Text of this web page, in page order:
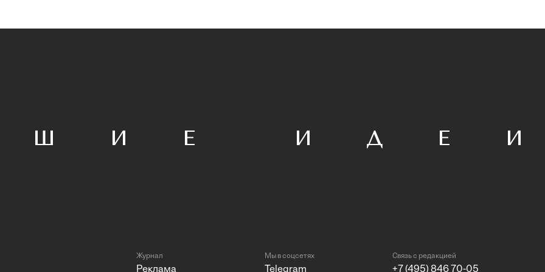
Журнал
Реклама
Мы в соцсетях
Telegram
Связь с редакцией
+7 (495) 846 70-05